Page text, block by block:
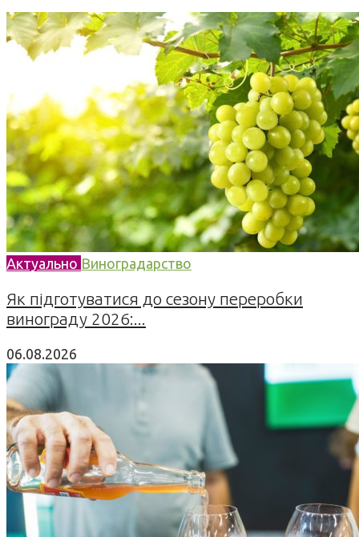
Актуально Виноградарство
Як підготуватися до сезону переробки
винограду 2026:...
06.08.2026